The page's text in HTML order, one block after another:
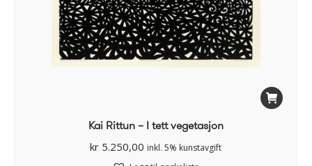
Kai Rittun – I tett vegetasjon
kr 5.250,00 inkl. 5% kunstavgift